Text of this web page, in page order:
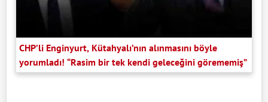
CHP’li Enginyurt, Kütahyalı’nın alınmasını böyle
yorumladı! “Rasim bir tek kendi geleceğini görememiş”